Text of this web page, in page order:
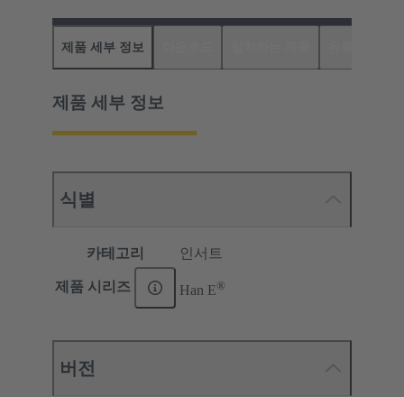
제품 세부 정보
제품 세부 정보
식별
카테고리 인서트
제품 시리즈 Han E®
버전